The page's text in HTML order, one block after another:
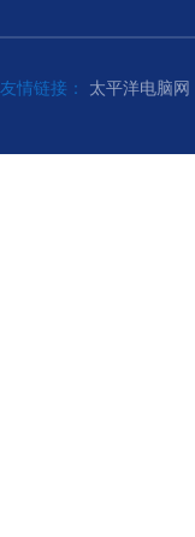
友情链接： 太平洋电脑网